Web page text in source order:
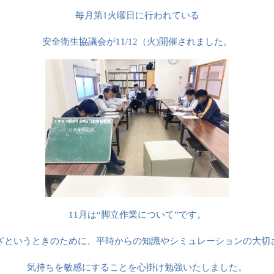
毎月第1 火曜日に行われている
安全衛生協議会が11/12（火)開催されました。
11月は“脚立作業について”です。
というときのために、平時からの知識やシミュレーションの大切
気持ちを敏感にすることを心掛け勉強いたしました。